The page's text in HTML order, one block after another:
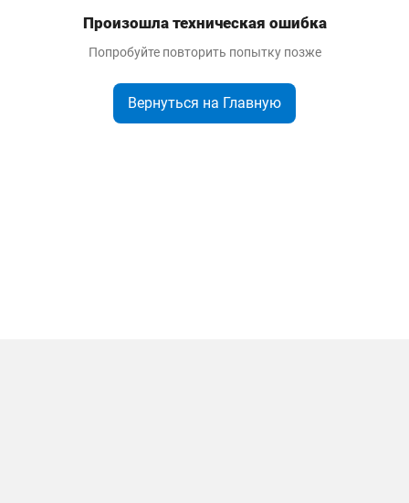
Произошла техническая ошибка
Попробуйте повторить попытку позже
Вернуться на Главную